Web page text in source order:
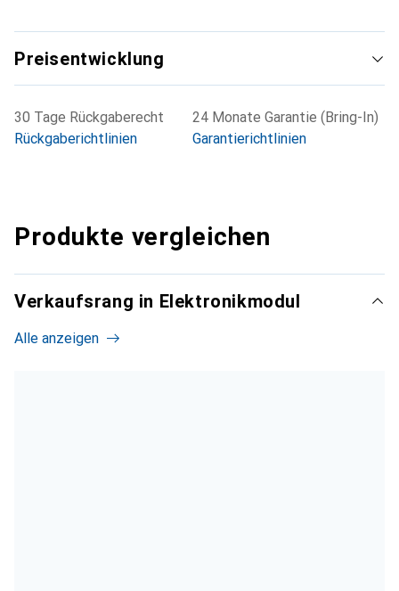
Preisentwicklung
30 Tage Rückgaberecht
Rückgaberichtlinien
24 Monate Garantie (Bring-In)
Garantierichtlinien
Produkte vergleichen
Verkaufsrang in Elektronikmodul
Alle anzeigen